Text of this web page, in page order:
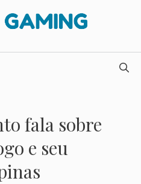
fala sobre
e seu